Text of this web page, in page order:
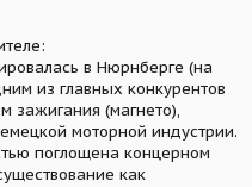
в Нюрнберге (на
из главных конкурентов
зажигания (магнето),
моторной индустрии.
поглощена концерном
как